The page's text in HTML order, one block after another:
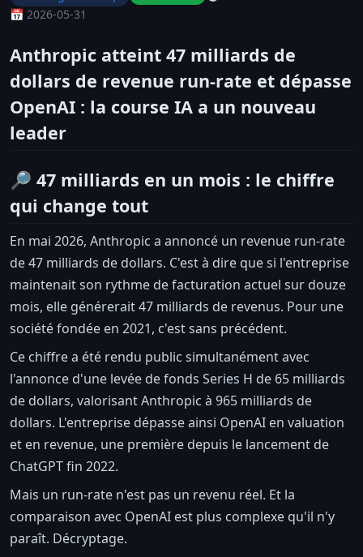
📅 2026-05-31
Anthropic atteint 47 milliards de
dollars de revenue run-rate et dépasse
OpenAI : la course IA a un nouveau
leader
🔎 47 milliards en un mois : le chiffre
qui change tout
En mai 2026, Anthropic a annoncé un revenue run-rate
de 47 milliards de dollars. C'est à dire que si l'entreprise
maintenait son rythme de facturation actuel sur douze
mois, elle générerait 47 milliards de revenus. Pour une
société fondée en 2021, c'est sans précédent.
Ce chiffre a été rendu public simultanément avec
l'annonce d'une levée de fonds Series H de 65 milliards
de dollars, valorisant Anthropic à 965 milliards de
dollars. L'entreprise dépasse ainsi OpenAI en valuation
et en revenue, une première depuis le lancement de
ChatGPT fin 2022.
Mais un run-rate n'est pas un revenu réel. Et la
comparaison avec OpenAI est plus complexe qu'il n'y
paraît. Décryptage.